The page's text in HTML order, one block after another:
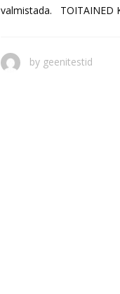
valmistada. TOITAINED
by geenitestid